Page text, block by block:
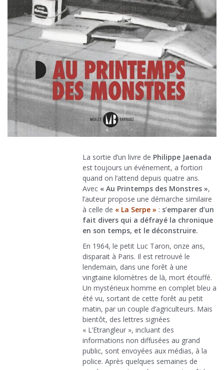
La sortie d’un livre de Philippe Jaenada
est toujours un événement, a fortiori
quand on l’attend depuis quatre ans.
Avec « Au Printemps des Monstres »,
l’auteur propose une démarche similaire
à celle de « La Serpe » : s’emparer d’un
fait divers qui a défrayé la chronique
en son temps, et le déconstruire.
En 1964, le petit Luc Taron, onze ans,
disparait à Paris. Il est retrouvé le
lendemain, dans une forêt à une
vingtaine kilomètres de là, mort étouffé.
Un mystérieux homme en complet bleu a
été vu, sortant de cette forêt au petit
matin, par un couple d’agriculteurs. Mais
bientôt, des lettres signées
« L’Etrangleur », incluant des
informations non diffusées au grand
public, sont envoyées aux médias, à la
police. Après quelques semaines de